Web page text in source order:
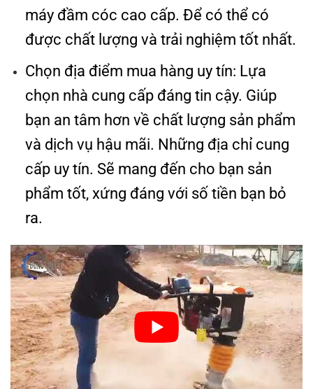
máy đầm cóc cao cấp. Để có thể có
được chất lượng và trải nghiệm tốt nhất.
Chọn địa điểm mua hàng uy tín: Lựa
chọn nhà cung cấp đáng tin cậy. Giúp
bạn an tâm hơn về chất lượng sản phẩm
và dịch vụ hậu mãi. Những địa chỉ cung
cấp uy tín. Sẽ mang đến cho bạn sản
phẩm tốt, xứng đáng với số tiền bạn bỏ
ra.